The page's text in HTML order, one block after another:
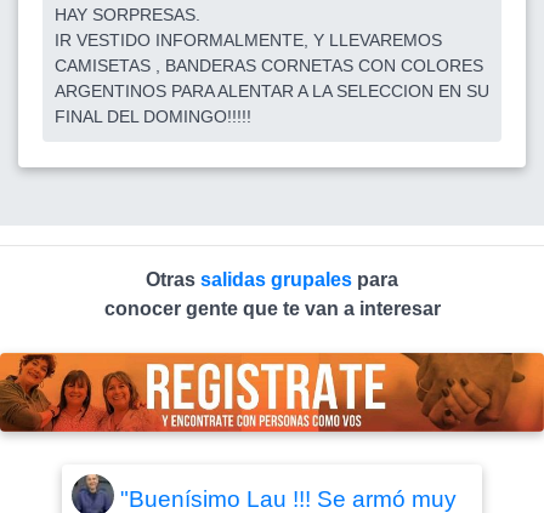
HAY SORPRESAS.
IR VESTIDO INFORMALMENTE, Y LLEVAREMOS
CAMISETAS , BANDERAS CORNETAS CON COLORES
ARGENTINOS PARA ALENTAR A LA SELECCION EN SU
FINAL DEL DOMINGO!!!!!
Otras salidas grupales para
conocer gente que te van a interesar
"Buenísimo Lau !!! Se armó muy